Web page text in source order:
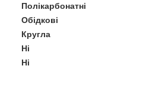
Полікарбонатні
Обідкові
Кругла
Ні
Ні